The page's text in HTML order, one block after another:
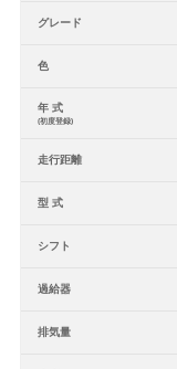
グレード
色
年 式
(初度登録)
走行距離
型 式
シフト
過給器
排気量